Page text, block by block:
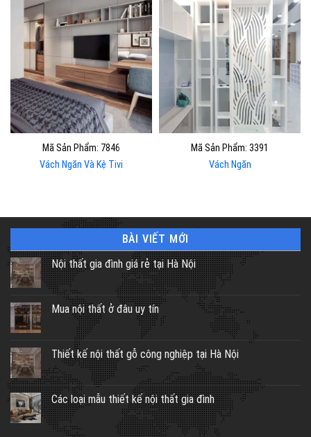
Mã Sản Phẩm: 7846
Vách Ngăn Và Kệ Tivi
Mã Sản Phẩm: 3391
Vách Ngăn
BÀI VIẾT MỚI
Nội thất gia đình giá rẻ tại Hà Nội
Mua nội thất ở đâu uy tín
Thiết kế nội thất gỗ công nghiệp tại Hà Nội
Các loại mẫu thiết kế nội thất gia đình